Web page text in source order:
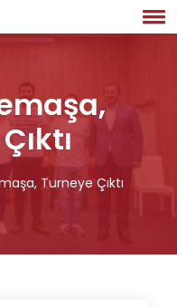
Turneye Çıktı